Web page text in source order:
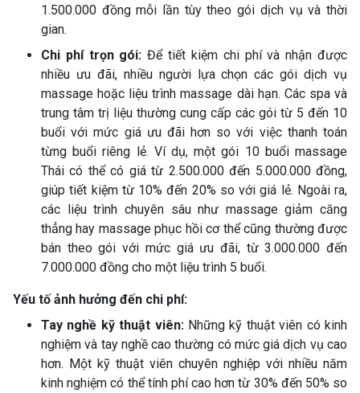
1.500.000 đồng mỗi lần tùy theo gói dịch vụ và thời
gian.
Chi phí trọn gói: Để tiết kiệm chi phí và nhận được
nhiều ưu đãi, nhiều người lựa chọn các gói dịch vụ
massage hoặc liệu trình massage dài hạn. Các spa và
trung tâm trị liệu thường cung cấp các gói từ 5 đến 10
buổi với mức giá ưu đãi hơn so với việc thanh toán
từng buổi riêng lẻ. Ví dụ, một gói 10 buổi massage
Thái có thể có giá từ 2.500.000 đến 5.000.000 đồng,
giúp tiết kiệm từ 10% đến 20% so với giá lẻ. Ngoài ra,
các liệu trình chuyên sâu như massage giảm căng
thẳng hay massage phục hồi cơ thể cũng thường được
bán theo gói với mức giá ưu đãi, từ 3.000.000 đến
7.000.000 đồng cho một liệu trình 5 buổi.
Yếu tố ảnh hưởng đến chi phí:
Tay nghề kỹ thuật viên: Những kỹ thuật viên có kinh
nghiệm và tay nghề cao thường có mức giá dịch vụ cao
hơn. Một kỹ thuật viên chuyên nghiệp với nhiều năm
kinh nghiệm có thể tính phí cao hơn từ 30% đến 50% so